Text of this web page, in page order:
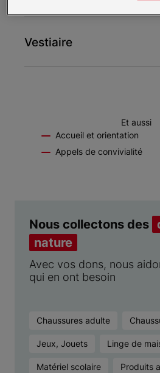
Vestiaire
Et aussi
Accueil et orientation
Appels de convivialité
Nous collectons des
nature
Avec vos dons, nous
qui en ont besoin
Chaussures adulte
Jeux, Jouets Linge de
Matériel scolaire Produits